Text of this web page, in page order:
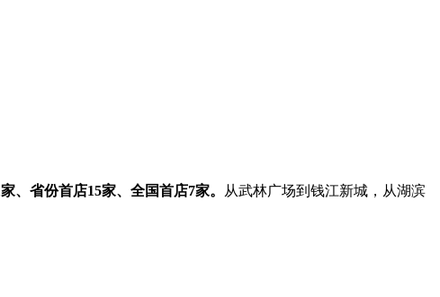
家、省份首店15家、全国首店7家。
从武林广场到钱江新城，从湖滨